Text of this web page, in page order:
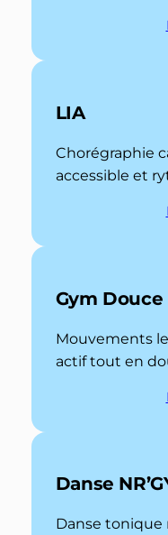
LIA
Chorégraphie
accessible et
Gym Douce
Mouvements
actif tout en
Danse
Danse tonique